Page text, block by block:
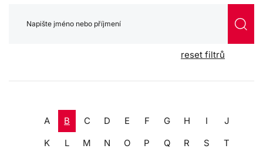
reset filtrů
A B C D E F G H I
J
K
L M N O P Q R S
T